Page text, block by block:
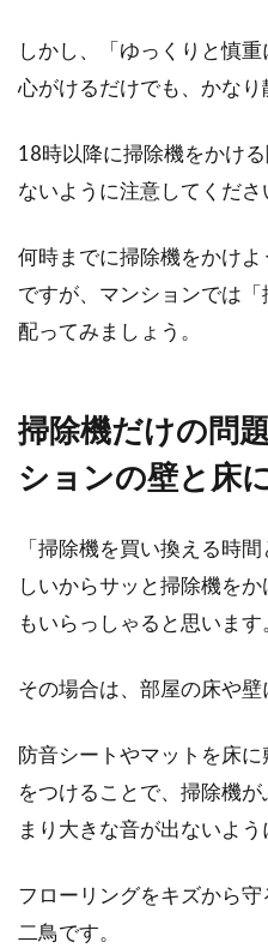
しかし、「ゆっくりと慎
心がけるだけでも、かなり
18時以降に掃除機をかけ
ないように注意してくださ
何時までに掃除機をかけ
ですが、マンションでは
配ってみましょう。
掃除機だけの問
ションの壁と床
「掃除機を買い換える時
しいからサッと掃除機を
もいらっしゃると思います
その場合は、部屋の床や壁
防音シートやマットを床
をつけることで、掃除機
まり大きな音が出ないよう
フローリングをキズから
二鳥です。